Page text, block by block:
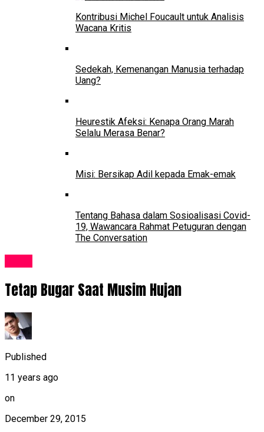
Kontribusi Michel Foucault untuk Analisis
Wacana Kritis
Sedekah, Kemenangan Manusia terhadap
Uang?
Heurestik Afeksi: Kenapa Orang Marah
Selalu Merasa Benar?
Misi: Bersikap Adil kepada Emak-emak
Tentang Bahasa dalam Sosioalisasi Covid-
19, Wawancara Rahmat Petuguran dengan
The Conversation
Tetap Bugar Saat Musim Hujan
Published
11 years ago
on
December 29, 2015